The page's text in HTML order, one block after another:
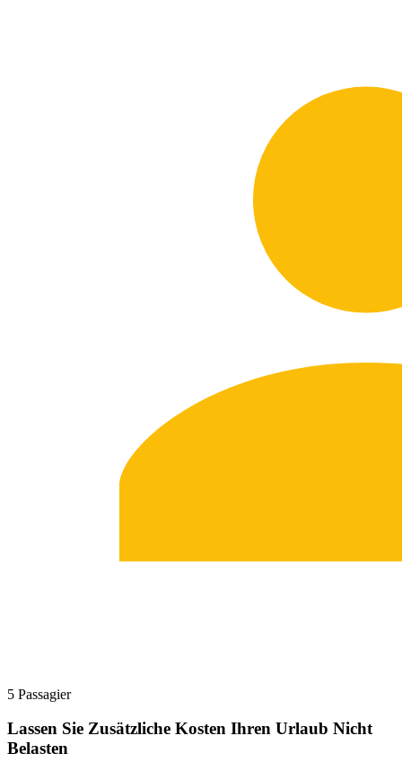
5 Passagier
Lassen Sie Zusätzliche Kosten Ihren Urlaub Nicht
Belasten